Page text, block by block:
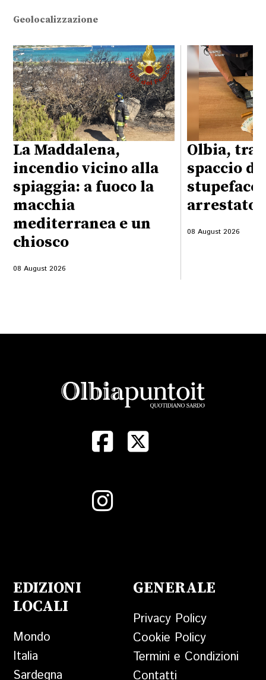
Geolocalizzazione
La Maddalena,
incendio vicino alla
spiaggia: a fuoco la
macchia
mediterranea e un
chiosco
08 August 2026
Olbia,
spaccio di
arrestato
08 August 2026
EDIZIONI
LOCALI
Mondo
Italia
Sardegna
GENERALE
Privacy Policy
Cookie Policy
Termini e Condizioni
Contatti